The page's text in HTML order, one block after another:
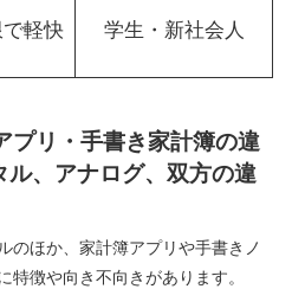
軽快 学生・新社会人
プリ・手書き家計簿の違
ル、アナログ、双方の違
のほか、家計簿アプリや手書きノ
特徴や向き不向きがあります。